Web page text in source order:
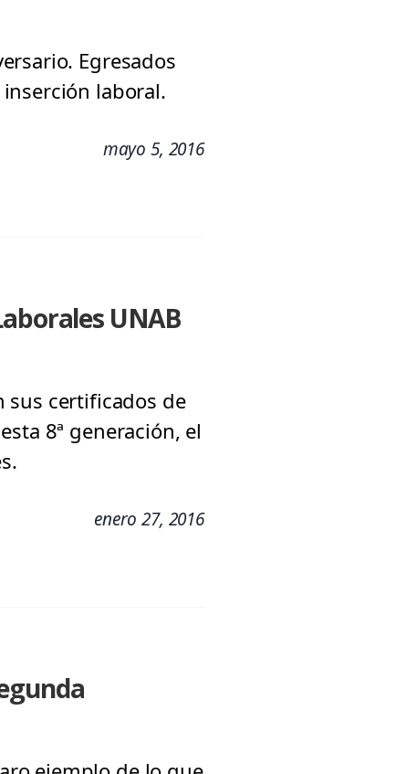
Egresados
laboral.
mayo 5, 2016
UNAB
sus certificados de
8ª generación, el
enero 27, 2016